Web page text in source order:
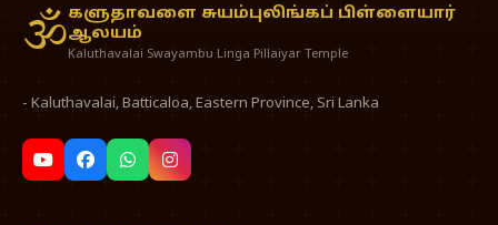
🕉களுதாவளை சுயம்புலிங்கப் பிள்ளையார்
ஆலயம்
Kaluthavalai Swayambu Linga Pillaiyar Temple
- Kaluthavalai, Batticaloa, Eastern Province, Sri Lanka